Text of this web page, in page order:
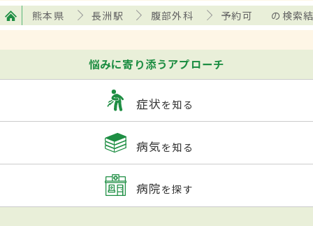
熊本県 長洲駅 腹部外科 予約可 の検索
悩みに寄り添うアプローチ
症状を知る
病気を知る
病院を探す